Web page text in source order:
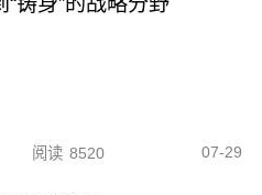
阅读 8520 07-29